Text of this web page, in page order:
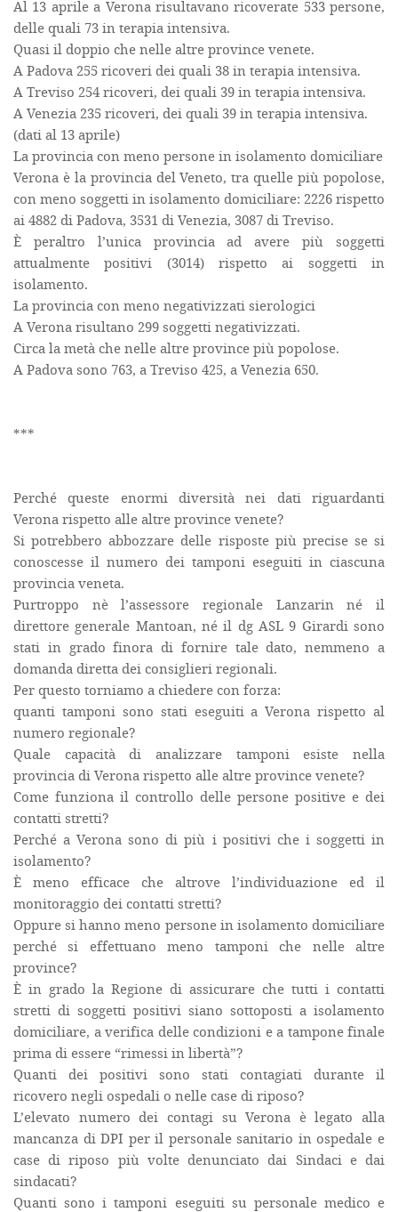
Al 13 aprile a Verona risultavano ricoverate 533 persone,
delle quali 73 in terapia intensiva.
Quasi il doppio che nelle altre province venete.
A Padova 255 ricoveri dei quali 38 in terapia intensiva.
A Treviso 254 ricoveri, dei quali 39 in terapia intensiva.
A Venezia 235 ricoveri, dei quali 39 in terapia intensiva.
(dati al 13 aprile)
La provincia con meno persone in isolamento domiciliare
Verona è la provincia del Veneto, tra quelle più popolose,
con meno soggetti in isolamento domiciliare: 2226 rispetto
ai 4882 di Padova, 3531 di Venezia, 3087 di Treviso.
È peraltro l’unica provincia ad avere più soggetti
attualmente positivi (3014) rispetto ai soggetti in
isolamento.
La provincia con meno negativizzati sierologici
A Verona risultano 299 soggetti negativizzati.
Circa la metà che nelle altre province più popolose.
A Padova sono 763, a Treviso 425, a Venezia 650.
***
Perché queste enormi diversità nei dati riguardanti
Verona rispetto alle altre province venete?
Si potrebbero abbozzare delle risposte più precise se si
conoscesse il numero dei tamponi eseguiti in ciascuna
provincia veneta.
Purtroppo nè l’assessore regionale Lanzarin né il
direttore generale Mantoan, né il dg ASL 9 Girardi sono
stati in grado finora di fornire tale dato, nemmeno a
domanda diretta dei consiglieri regionali.
Per questo torniamo a chiedere con forza:
quanti tamponi sono stati eseguiti a Verona rispetto al
numero regionale?
Quale capacità di analizzare tamponi esiste nella
provincia di Verona rispetto alle altre province venete?
Come funziona il controllo delle persone positive e dei
contatti stretti?
Perché a Verona sono di più i positivi che i soggetti in
isolamento?
È meno efficace che altrove l’individuazione ed il
monitoraggio dei contatti stretti?
Oppure si hanno meno persone in isolamento domiciliare
perché si effettuano meno tamponi che nelle altre
province?
È in grado la Regione di assicurare che tutti i contatti
stretti di soggetti positivi siano sottoposti a isolamento
domiciliare, a verifica delle condizioni e a tampone finale
prima di essere “rimessi in libertà”?
Quanti dei positivi sono stati contagiati durante il
ricovero negli ospedali o nelle case di riposo?
L’elevato numero dei contagi su Verona è legato alla
mancanza di DPI per il personale sanitario in ospedale e
case di riposo più volte denunciato dai Sindaci e dai
sindacati?
Quanti sono i tamponi eseguiti su personale medico e